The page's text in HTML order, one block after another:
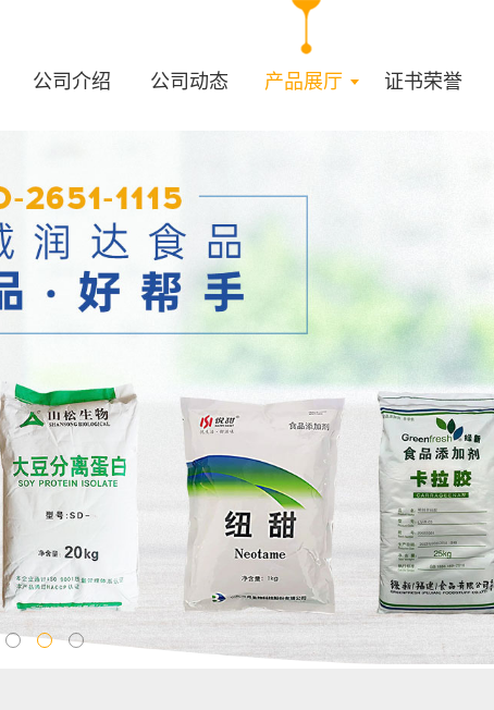
公司介绍 公司动态 产品展厅 证书荣誉